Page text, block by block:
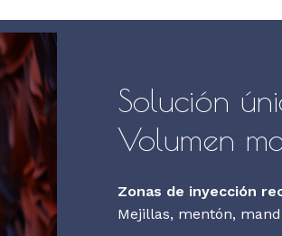
Solución
Volumen
Zonas de inyección
Mejillas, mentón,